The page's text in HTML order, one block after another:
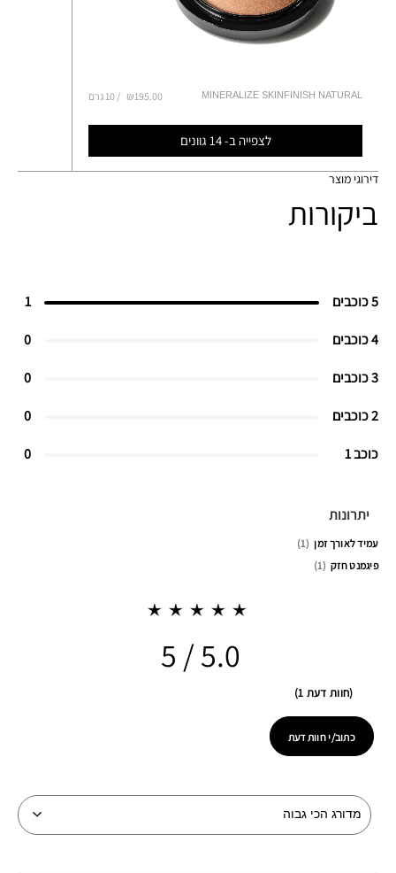
MINERALIZE SKINFINISH NATURAL
₪195.00 10 גרם
לצפייה ב- 14 גוונים
דירוגי מוצר
ביקורות
5 כוכבים 1
4 כוכבים 0
3 כוכבים 0
2 כוכבים 0
כוכב 1 0
יתרונות
עמיד לאורך זמן
1
פיגמנט חזק
1
5.0
חוות דעת 1
כתוב/י חוות דעת